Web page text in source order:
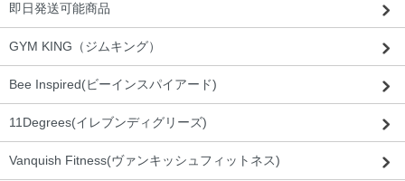
即日発送可能商品
GYM KING（ジムキング）
Bee Inspired(ビーインスパイアード)
11Degrees(イレブンディグリーズ)
Vanquish Fitness(ヴァンキッシュフィットネス)